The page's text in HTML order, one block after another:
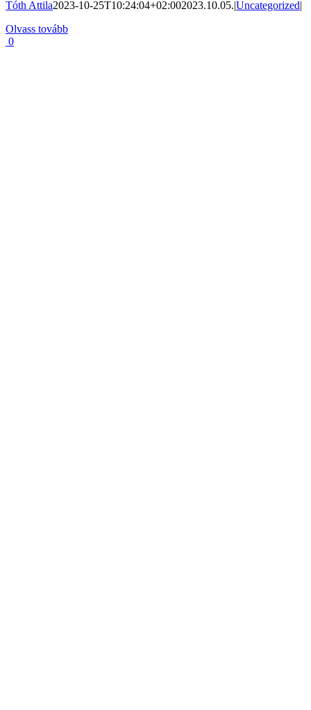
Tóth Attila2023-10-25T10:24:04+02:002023.10.05.|Uncategorized|
Olvass tovább
0